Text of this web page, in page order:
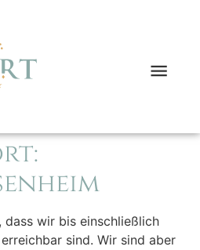
dass wir bis einschließlich
sind. Wir sind aber